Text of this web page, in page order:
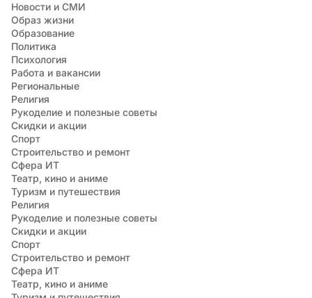
Новости и СМИ
Образ жизни
Образование
Политика
Психология
Работа и вакансии
Региональные
Религия
Рукоделие и полезные советы
Скидки и акции
Спорт
Строительство и ремонт
Сфера ИТ
Театр, кино и аниме
Туризм и путешествия
Религия
Рукоделие и полезные советы
Скидки и акции
Спорт
Строительство и ремонт
Сфера ИТ
Театр, кино и аниме